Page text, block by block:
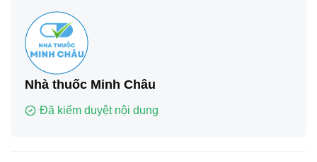
Nhà thuốc Minh Châu
Đã kiểm duyệt nội dung